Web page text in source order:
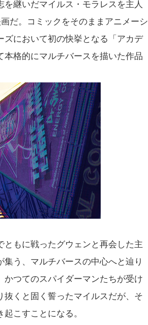
を継いだマイルス・モラレスを主人
だ。コミックをそのままアニメーシ
ズにおいて初の快挙となる「アカデ
本格的にマルチバースを描いた作品
ともに戦ったグウェンと再会した主
う、マルチバースの中心へと辿り
つてのスパイダーマンたちが受け
くと固く誓ったマイルスだが、そ
こすことになる。